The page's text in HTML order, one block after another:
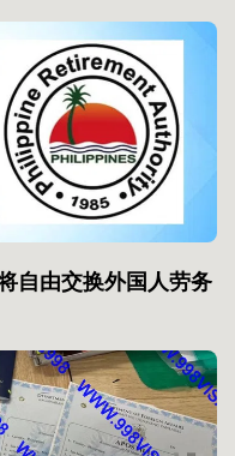
自由交换外国人劳务